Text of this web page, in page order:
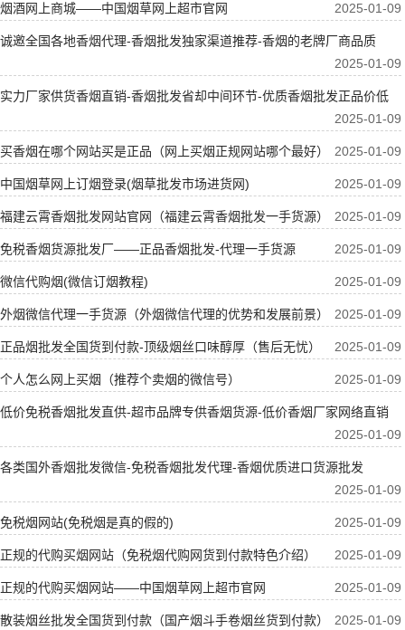
烟酒网上商城——中国烟草网上超市官网 2025-01-09
诚邀全国各地香烟代理-香烟批发独家渠道推荐-香烟的老牌厂商品质
2025-01-09
实力厂家供货香烟直销-香烟批发省却中间环节-优质香烟批发正品价低
2025-01-09
买香烟在哪个网站买是正品（网上买烟正规网站哪个最好） 2025-01-09
中国烟草网上订烟登录(烟草批发市场进货网) 2025-01-09
福建云霄香烟批发网站官网（福建云霄香烟批发一手货源） 2025-01-09
免税香烟货源批发厂——正品香烟批发-代理一手货源 2025-01-09
微信代购烟(微信订烟教程) 2025-01-09
外烟微信代理一手货源（外烟微信代理的优势和发展前景） 2025-01-09
正品烟批发全国货到付款-顶级烟丝口味醇厚（售后无忧） 2025-01-09
个人怎么网上买烟（推荐个卖烟的微信号） 2025-01-09
低价免税香烟批发直供-超市品牌专供香烟货源-低价香烟厂家网络直销
2025-01-09
各类国外香烟批发微信-免税香烟批发代理-香烟优质进口货源批发
2025-01-09
免税烟网站(免税烟是真的假的) 2025-01-09
正规的代购买烟网站（免税烟代购网货到付款特色介绍） 2025-01-09
正规的代购买烟网站——中国烟草网上超市官网 2025-01-09
散装烟丝批发全国货到付款（国产烟斗手卷烟丝货到付款） 2025-01-09